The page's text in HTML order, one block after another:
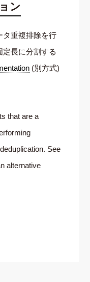
ン
タ重複排除を行
定長に分割する
(別方式)
that are a
See
alternative